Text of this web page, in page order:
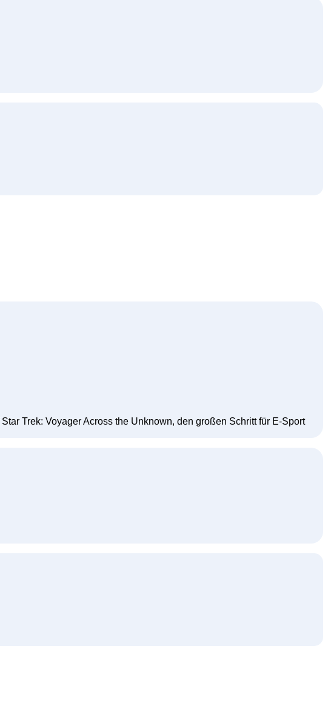
Trek: Voyager Across the Unknown, den großen Schritt für E-Sport